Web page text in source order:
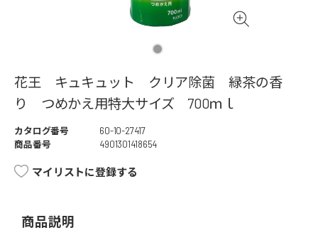
花王 キュキュット クリア除菌 緑茶の香
り つめかえ用特大サイズ 700ｍｌ
カタログ番号
60-10-27417
商品番号
4901301418654
マイリストに登録する
商品説明